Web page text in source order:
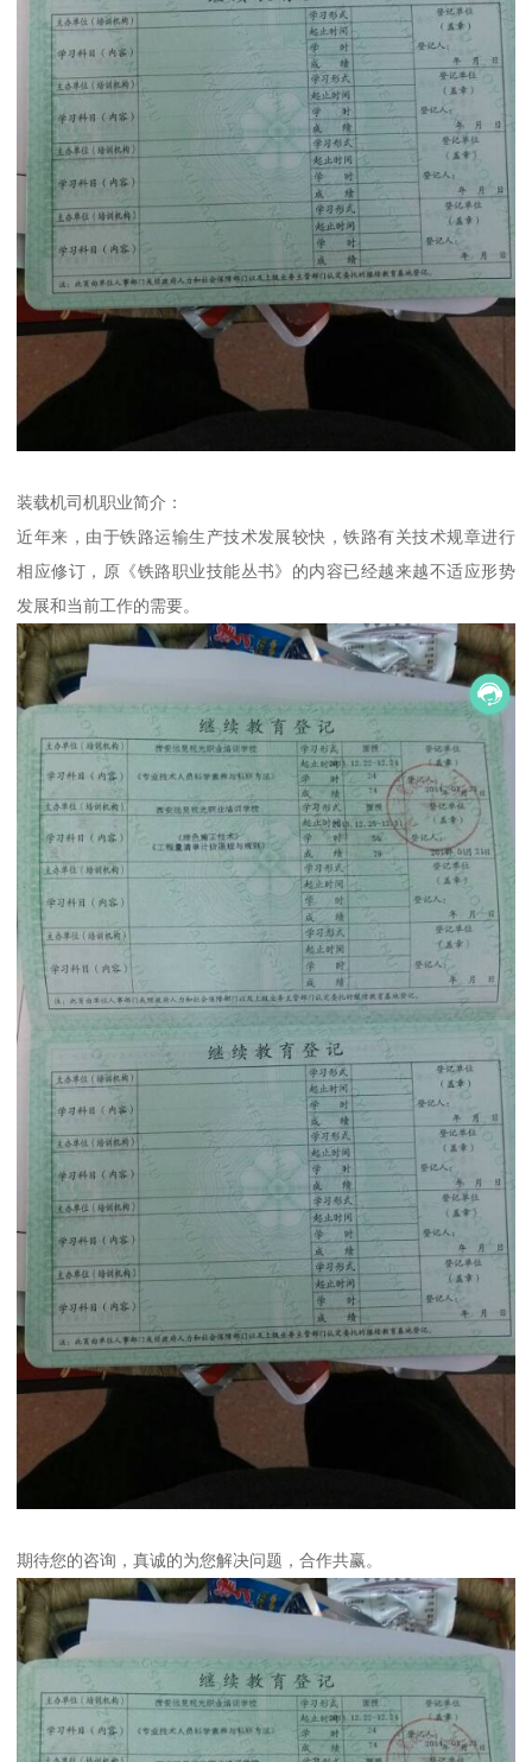
装载机司机职业简介：
近年来，由于铁路运输生产技术发展较快，铁路有关技术规章进行
相应修订，原《铁路职业技能丛书》的内容已经越来越不适应形势
发展和当前工作的需要。
期待您的咨询，真诚的为您解决问题，合作共赢。